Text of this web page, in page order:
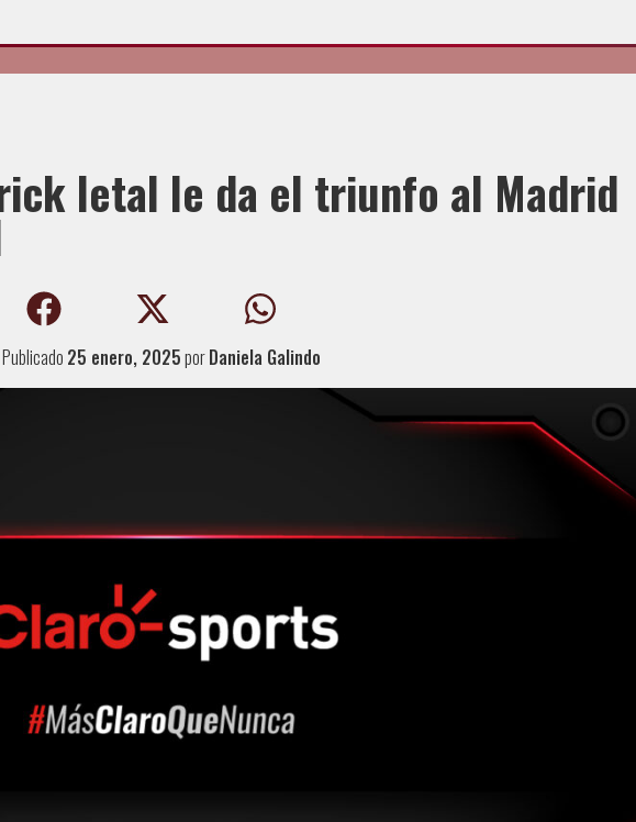
letal le da el triunfo al Madrid
Publicado 25 enero, 2025porDaniela Galindo